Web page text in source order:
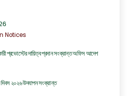
Notices
প্রভোস্টের দায়িত্ব প্রদান সংক্রান্ত অফিস আদেশ
২০২৬ উদযাপন সংক্রান্ত